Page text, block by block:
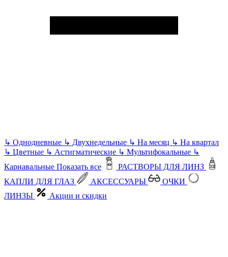
↳ Однодневные ↳ Двухнедельные ↳ На месяц ↳ На квартал
↳ Цветные ↳ Астигматические ↳ Мультифокальные ↳
Карнавальные Показать все
РАСТВОРЫ ДЛЯ ЛИНЗ
КАПЛИ ДЛЯ ГЛАЗ
АКСЕССУАРЫ
ОЧКИ
ЛИНЗЫ
Акции и скидки